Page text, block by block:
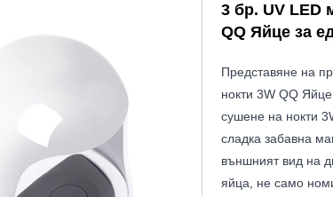
3 бр. UV LED
QQ Яйце за
Представяне на
нокти 3W QQ
сушене на нокти
сладка забавна
външният вид на
яйца, не само